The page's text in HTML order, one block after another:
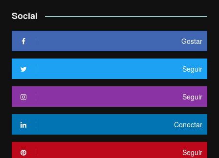
Social
Gostar
Seguir
Seguir
Conectar
Seguir